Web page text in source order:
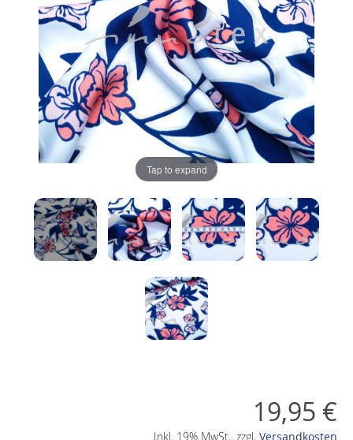
Tap to expand
19,95 €
Inkl. 19% MwSt., zzgl. Versandkosten